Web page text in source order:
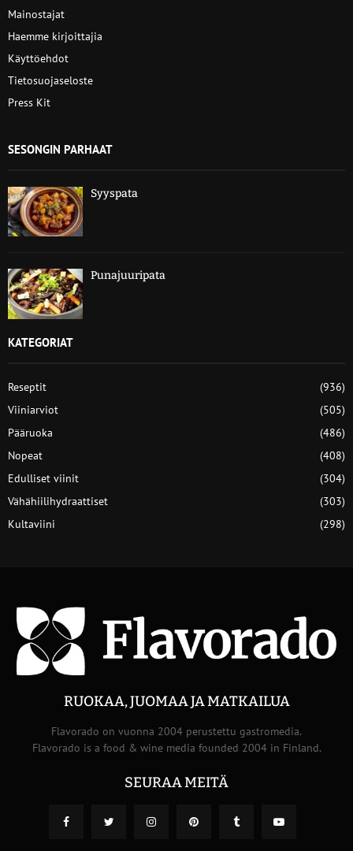
Mainostajat
Haemme kirjoittajia
Käyttöehdot
Tietosuojaseloste
Press Kit
SESONGIN PARHAAT
Syyspata
Punajuuripata
KATEGORIAT
Reseptit
(936)
Viiniarviot
(505)
Pääruoka
(486)
Nopeat
(408)
Edulliset viinit
(304)
Vähähiilihydraattiset
(303)
Kultaviini
(298)
RUOKAA, JUOMAA JA MATKAILUA
Flavorado on vuonna 2004 perustettu gastromedia.
Flavorado is a food & wine media founded 2004 in Finland.
SEURAA MEITÄ